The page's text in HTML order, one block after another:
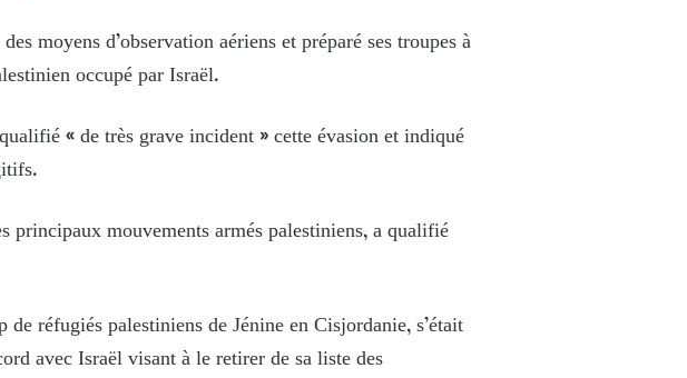
moyens d’observation aériens et préparé ses troupes à
occupé par Israël.
« de très grave incident » cette évasion et indiqué
principaux mouvements armés palestiniens, a qualifié
réfugiés palestiniens de Jénine en Cisjordanie, s’était
avec Israël visant à le retirer de sa liste des